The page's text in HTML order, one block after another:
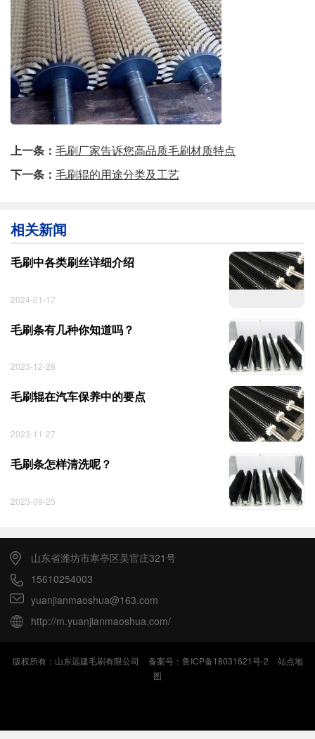
上一条： 毛刷厂家告诉您高品质毛刷材质特点
下一条： 毛刷辊的用途分类及工艺
相关新闻
毛刷中各类刷丝详细介绍
2024-01-17
毛刷条有几种你知道吗？
2023-12-28
毛刷辊在汽车保养中的要点
2023-11-27
毛刷条怎样清洗呢？
2023-09-25
山东省潍坊市寒亭区吴官庄321号
15610254003
yuanjianmaoshua@163.com
http://m.yuanjianmaoshua.com/
版权所有：山东远建毛刷有限公司 备案号：鲁ICP备18031621号-2
站点地
图